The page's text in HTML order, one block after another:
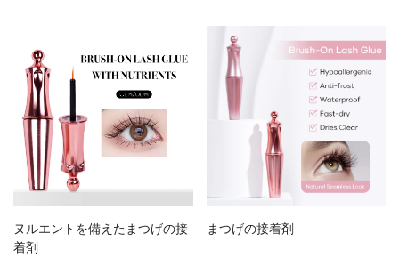
ヌルエントを備えたまつげの接
着剤
まつげの接着剤